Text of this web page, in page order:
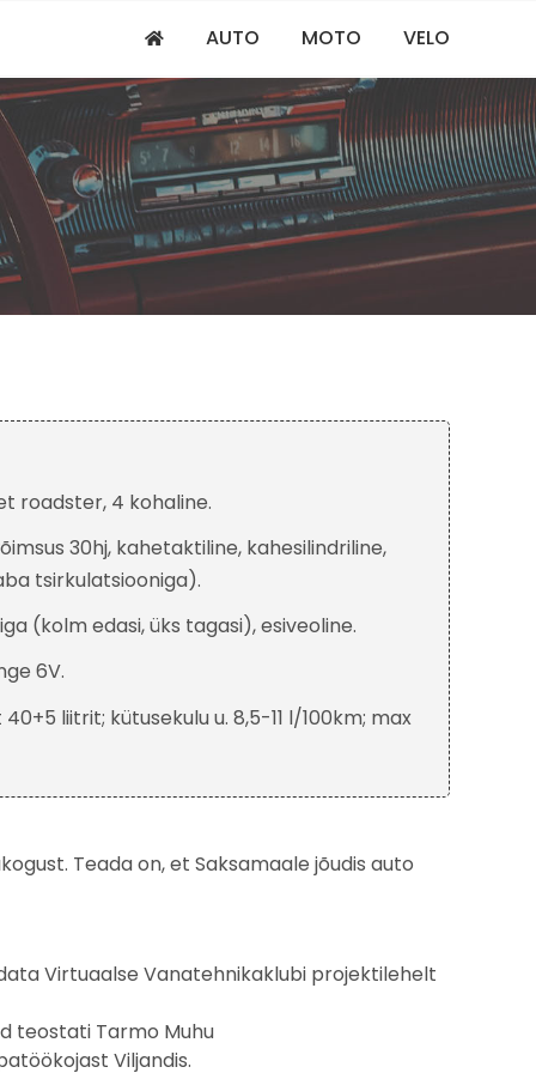
AUTO MOTO VELO
roadster, 4 kohaline.
30hj, kahetaktiline, kahesilindriline,
tsirkulatsiooniga).
(kolm edasi, üks tagasi), esiveoline.
6V.
liitrit; kütusekulu u. 8,5-11 l/100km; max
Teada on, et Saksamaale jõudis auto
Virtuaalse Vanatehnikaklubi projektilehelt
teostati Tarmo Muhu
Viljandis.